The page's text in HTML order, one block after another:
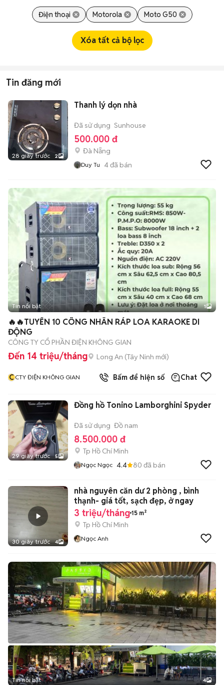
Điện thoại Motorola Moto G50
Xóa tất cả bộ lọc
Tin đăng mới
28 giây trước 2
Thanh lý dọn nhà
Đã sử dụng Sunhouse
500.000 đ
Đà Nẵng
Duy Tu 4đã bán
Tin nổi bật 1
🔥🔥TUYỂN 10 CÔNG NHÂN RÁP LOA KARAOKE DI
ĐỘNG
CÔNG TY CỔ PHẦN ĐIỆN KHÔNG GIAN
Đến 14 triệu/tháng Long An (Tây Ninh mới)
C CTY ĐIỆN KHÔNG GIAN Bấm để hiện số Chat
29 giây trước 5
Đồng hồ Tonino Lamborghini Spyder
Đã sử dụng Đồ nam
8.500.000 đ
Tp Hồ Chí Minh
Ngọc Ngọc 4.4 80 đã bán
30 giây trước 4
nhà nguyên căn dư 2 phòng , bình
thạnh- giá tốt, sạch đẹp, ở ngay
3 triệu/tháng 15 m²
Tp Hồ Chí Minh
Ngọc Anh
Tin nổi bật 4